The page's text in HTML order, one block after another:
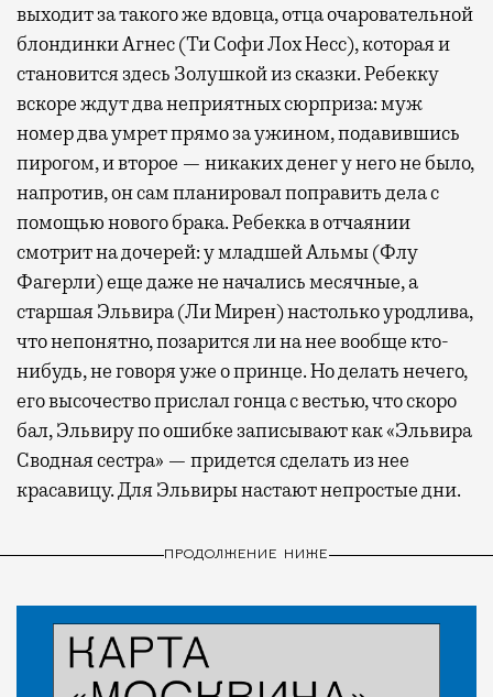
выходит за такого же вдовца, отца очаровательной
блондинки Агнес (Ти Софи Лох Несс), которая и
становится здесь Золушкой из сказки. Ребекку
вскоре ждут два неприятных сюрприза: муж
номер два умрет прямо за ужином, подавившись
пирогом, и второе — никаких денег у него не было,
напротив, он сам планировал поправить дела с
помощью нового брака. Ребекка в отчаянии
смотрит на дочерей: у младшей Альмы (Флу
Фагерли) еще даже не начались месячные, а
старшая Эльвира (Ли Мирен) настолько уродлива,
что непонятно, позарится ли на нее вообще кто-
нибудь, не говоря уже о принце. Но делать нечего,
его высочество прислал гонца с вестью, что скоро
бал, Эльвиру по ошибке записывают как «Эльвира
Сводная сестра» — придется сделать из нее
красавицу. Для Эльвиры настают непростые дни.
ПРОДОЛЖЕНИЕ НИЖЕ